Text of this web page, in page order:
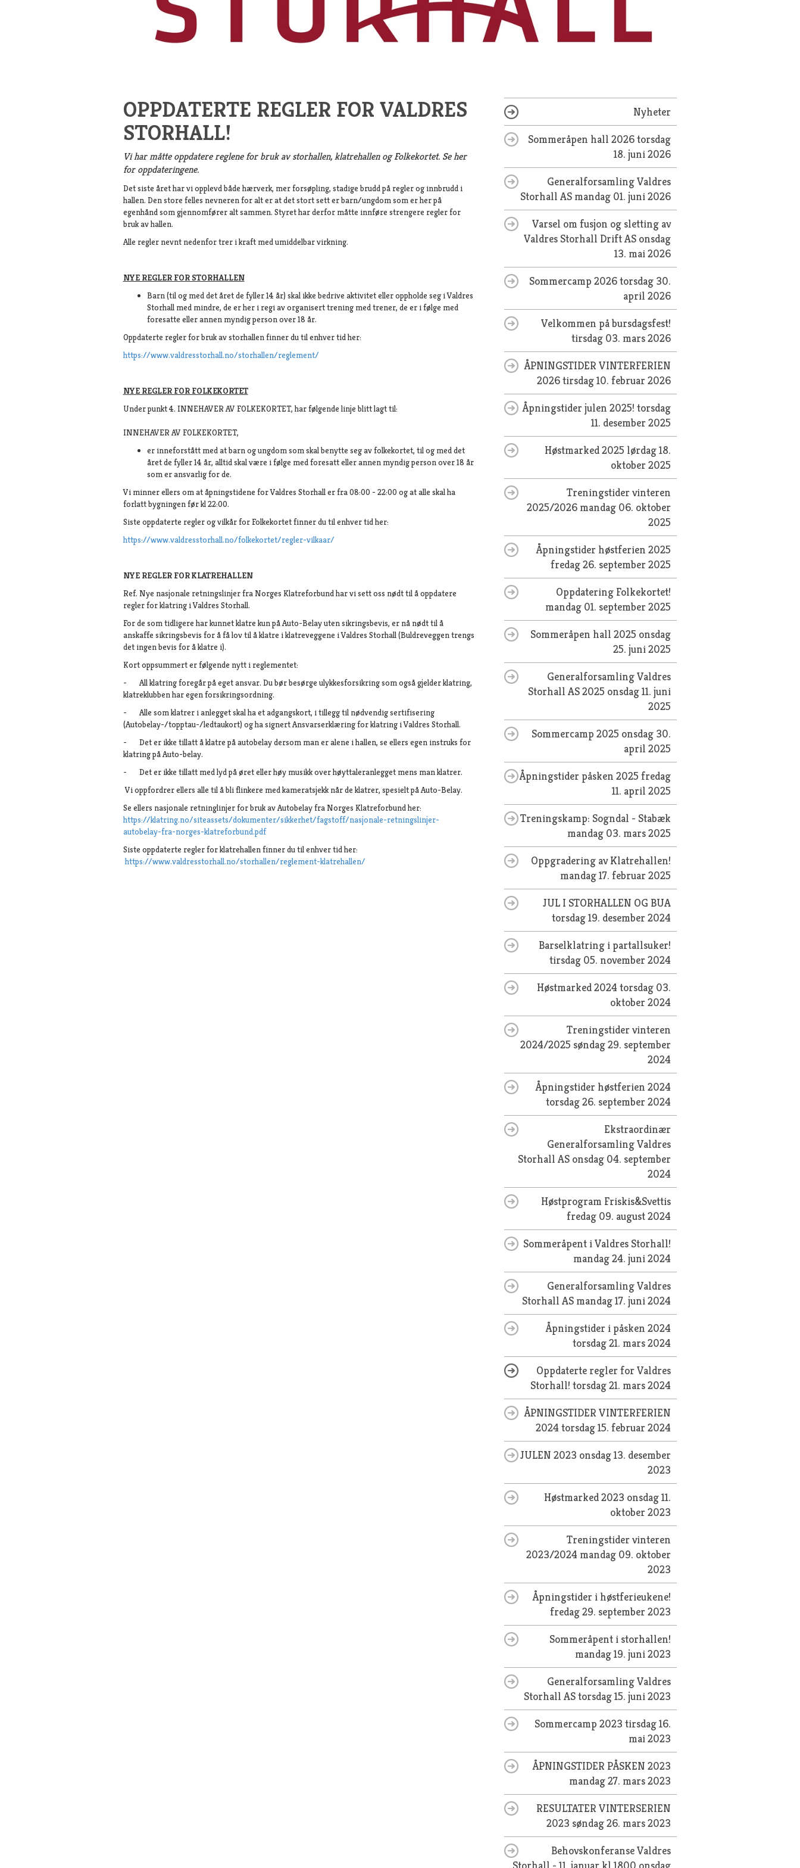
OPPDATERTE REGLER FOR VALDRES
STORHALL!
Vi har måtte oppdatere reglene for bruk av storhallen, klatrehallen og Folkekortet. Se her
for oppdateringene.
Det siste året har vi opplevd både hærverk, mer forsøpling, stadige brudd på regler og innbrudd i
hallen. Den store felles nevneren for alt er at det stort sett er barn/ungdom som er her på
egenhånd som gjennomfører alt sammen. Styret har derfor måtte innføre strengere regler for
bruk av hallen.
Alle regler nevnt nedenfor trer i kraft med umiddelbar virkning.
NYE REGLER FOR STORHALLEN
Barn (til og med det året de fyller 14 år) skal ikke bedrive aktivitet eller oppholde seg i Valdres
Storhall med mindre, de er her i regi av organisert trening med trener, de er i følge med
foresatte eller annen myndig person over 18 år.
Oppdaterte regler for bruk av storhallen finner du til enhver tid her:
https://www.valdresstorhall.no/storhallen/reglement/
NYE REGLER FOR FOLKEKORTET
Under punkt 4. INNEHAVER AV FOLKEKORTET, har følgende linje blitt lagt til:
INNEHAVER AV FOLKEKORTET,
er inneforstått med at barn og ungdom som skal benytte seg av folkekortet, til og med det
året de fyller 14 år, alltid skal være i følge med foresatt eller annen myndig person over 18 år
som er ansvarlig for de.
Vi minner ellers om at åpningstidene for Valdres Storhall er fra 08:00 - 22:00 og at alle skal ha
forlatt bygningen før kl 22:00.
Siste oppdaterte regler og vilkår for Folkekortet finner du til enhver tid her:
https://www.valdresstorhall.no/folkekortet/regler-vilkaar/
NYE REGLER FOR KLATREHALLEN
Ref. Nye nasjonale retningslinjer fra Norges Klatreforbund har vi sett oss nødt til å oppdatere
regler for klatring i Valdres Storhall.
For de som tidligere har kunnet klatre kun på Auto-Belay uten sikringsbevis, er nå nødt til å
anskaffe sikringsbevis for å få lov til å klatre i klatreveggene i Valdres Storhall (Buldreveggen trengs
det ingen bevis for å klatre i).
Kort oppsummert er følgende nytt i reglementet:
- All klatring foregår på eget ansvar. Du bør besørge ulykkesforsikring som også gjelder klatring,
klatreklubben har egen forsikringsordning.
-
Alle som klatrer i anlegget skal ha et adgangskort, i tillegg til nødvendig sertifisering
(Autobelay-/topptau-/ledtaukort) og ha signert Ansvarserklæring for klatring i Valdres Storhall.
-
Det er ikke tillatt å klatre på autobelay dersom man er alene i hallen, se ellers egen instruks for
klatring på Auto-belay.
-
Det er ikke tillatt med lyd på øret eller høy musikk over høyttaleranlegget mens man klatrer.
Vi oppfordrer ellers alle til å bli flinkere med kameratsjekk når de klatrer, spesielt på Auto-Belay.
Se ellers nasjonale retninglinjer for bruk av Autobelay fra Norges Klatreforbund her:
https://klatring.no/siteassets/dokumenter/sikkerhet/fagstoff/nasjonale-retningslinjer-
autobelay-fra-norges-klatreforbund.pdf
Siste oppdaterte regler for klatrehallen finner du til enhver tid her:
https://www.valdresstorhall.no/storhallen/reglement-klatrehallen/
Nyheter
Sommeråpen hall 2026torsdag
18. juni 2026
Generalforsamling Valdres
Storhall AS mandag 01. juni 2026
Varsel om fusjon og sletting av
Valdres Storhall Drift AS onsdag
13. mai 2026
Sommercamp 2026torsdag 30.
april 2026
Velkommen på bursdagsfest!
tirsdag 03. mars 2026
ÅPNINGSTIDER VINTERFERIEN
2026tirsdag 10. februar 2026
Åpningstider julen 2025!torsdag
11. desember 2025
Høstmarked 2025 lørdag 18.
oktober 2025
Treningstider vinteren
2025/2026 mandag 06. oktober
2025
Åpningstider høstferien 2025
fredag 26. september 2025
Oppdatering Folkekortet!
mandag 01. september 2025
Sommeråpen hall 2025 onsdag
25. juni 2025
Generalforsamling Valdres
Storhall AS 2025 onsdag 11. juni
2025
Sommercamp 2025 onsdag 30.
april 2025
Åpningstider påsken 2025fredag
11. april 2025
Treningskamp: Sogndal - Stabæk
mandag 03. mars 2025
Oppgradering av Klatrehallen!
mandag 17. februar 2025
JUL I STORHALLEN OG BUA
torsdag 19. desember 2024
Barselklatring i partallsuker!
tirsdag 05. november 2024
Høstmarked 2024torsdag 03.
oktober 2024
Treningstider vinteren
2024/2025søndag 29. september
2024
Åpningstider høstferien 2024
torsdag 26. september 2024
Ekstraordinær
Generalforsamling Valdres
Storhall AS onsdag 04. september
2024
Høstprogram Friskis&Svettis
fredag 09. august 2024
Sommeråpent i Valdres Storhall!
mandag 24. juni 2024
Generalforsamling Valdres
Storhall AS mandag 17. juni 2024
Åpningstider i påsken 2024
torsdag 21. mars 2024
Oppdaterte regler for Valdres
Storhall!torsdag 21. mars 2024
ÅPNINGSTIDER VINTERFERIEN
2024torsdag 15. februar 2024
JULEN 2023 onsdag 13. desember
2023
Høstmarked 2023 onsdag 11.
oktober 2023
Treningstider vinteren
2023/2024 mandag 09. oktober
2023
Åpningstider i høstferieukene!
fredag 29. september 2023
Sommeråpent i storhallen!
mandag 19. juni 2023
Generalforsamling Valdres
Storhall AStorsdag 15. juni 2023
Sommercamp 2023tirsdag 16.
mai 2023
ÅPNINGSTIDER PÅSKEN 2023
mandag 27. mars 2023
RESULTATER VINTERSERIEN
2023søndag 26. mars 2023
Behovskonferanse Valdres
Storhall - 11. januar kl 1800 onsdag